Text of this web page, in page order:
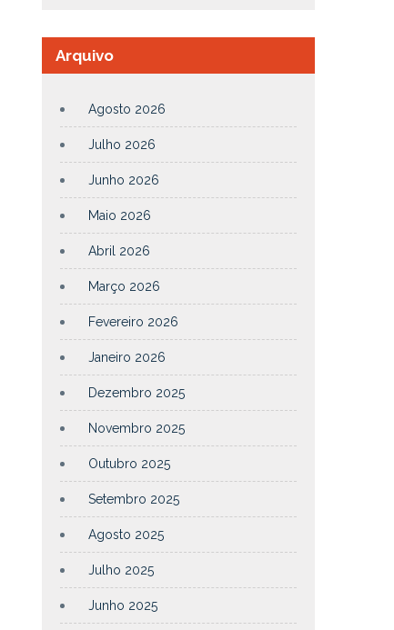
Arquivo
Agosto 2026
Julho 2026
Junho 2026
Maio 2026
Abril 2026
Março 2026
Fevereiro 2026
Janeiro 2026
Dezembro 2025
Novembro 2025
Outubro 2025
Setembro 2025
Agosto 2025
Julho 2025
Junho 2025